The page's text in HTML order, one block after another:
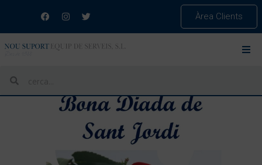
Àrea Clients
ETIQUETA:SANT JORDI